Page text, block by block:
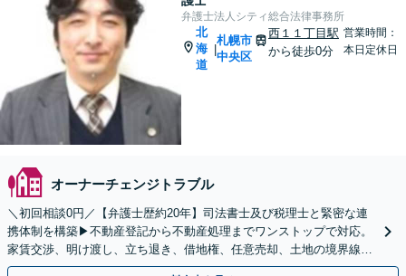
弁護士法人シティ総合法律事務所
北
海
道
|
札幌市
中央区
西１１丁目駅
から徒歩0分
営業時間：
本日定休日
オーナーチェンジトラブル
＼初回相談0円／【弁護士歴約20年】司法書士及び税理士と緊密な連
携体制を構築▶︎不動産登記から不動産処理までワンストップで対応。
家賃交渉、明け渡し、立ち退き、借地権、任意売却、土地の境界線は
お任せください【メディア出演実績多数】